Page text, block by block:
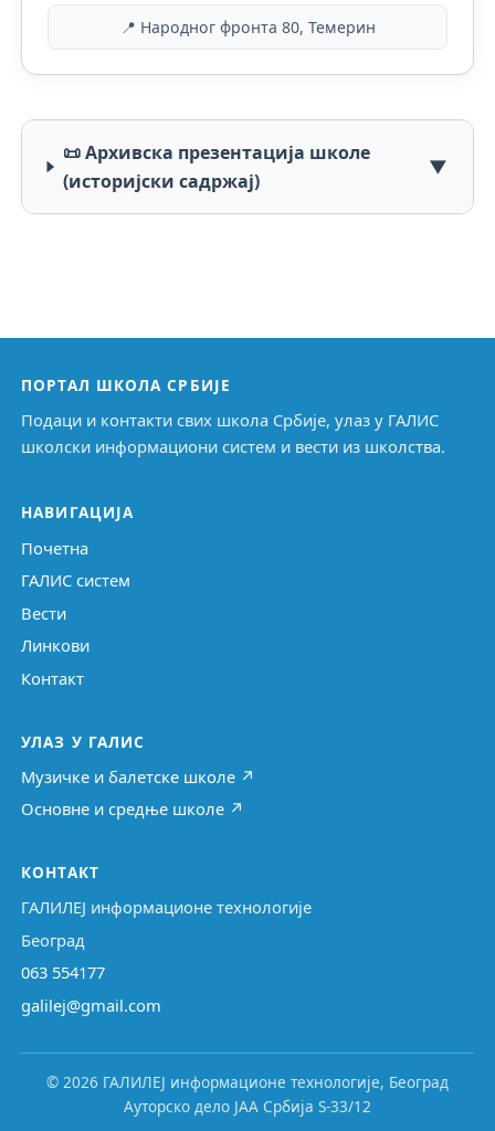
📍 Народног фронта 80, Темерин
📜 Архивска презентација школе
(историјски садржај)
▼
ПОРТАЛ ШКОЛА СРБИЈЕ
Подаци и контакти свих школа Србије, улаз у ГАЛИС
школски информациони систем и вести из школства.
НАВИГАЦИЈА
Почетна
ГАЛИС систем
Вести
Линкови
Контакт
УЛАЗ У ГАЛИС
Музичке и балетске школе ↗
Основне и средње школе ↗
КОНТАКТ
ГАЛИЛЕЈ информационе технологије
Београд
063 554177
galilej@gmail.com
© 2026 ГАЛИЛЕЈ информационе технологије, Београд
Ауторско дело ЈАА Србија S-33/12